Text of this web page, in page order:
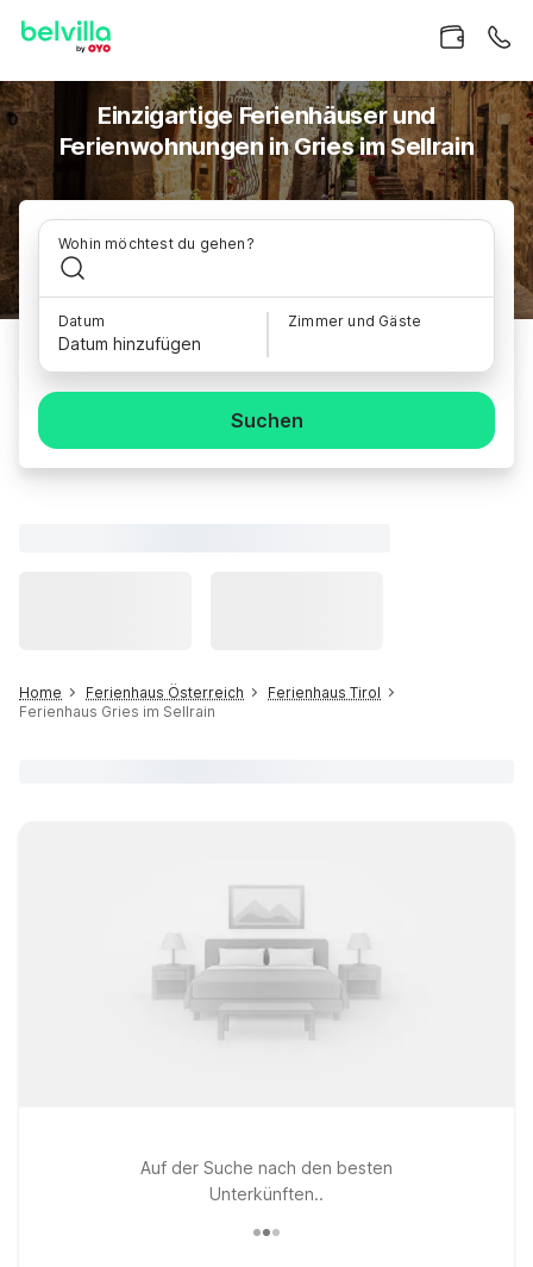
Einzigartige Ferienhäuser und
Ferienwohnungen in Gries im Sellrain
Wohin möchtest du gehen?
Datum
Datum hinzufügen
Zimmer und Gäste
Suchen
Home Ferienhaus Österreich
Ferienhaus Tirol
Ferienhaus Gries im Sellrain
Auf der Suche nach den besten
Unterkünften..